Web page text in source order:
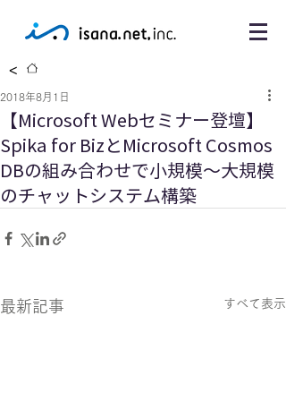
<
【Microsoft Webセミナー登壇】
Spika for BizとMicrosoft Cosmos
DBの組み合わせで小規模〜大規模
のチャットシステム構築
2018年8月1日
最新記事 すべて表示